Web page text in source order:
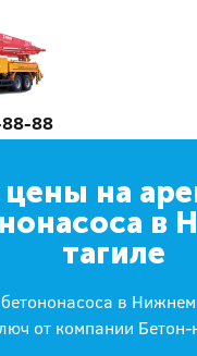
88
цены на
в
тагиле
в
от компании Бетон-